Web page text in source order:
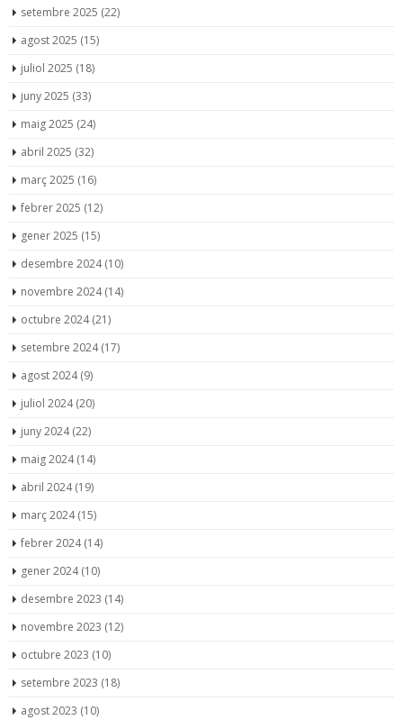
setembre 2025 (22)
agost 2025 (15)
juliol 2025 (18)
juny 2025 (33)
maig 2025 (24)
abril 2025 (32)
març 2025 (16)
febrer 2025 (12)
gener 2025 (15)
desembre 2024(10)
novembre 2024(14)
octubre 2024(21)
setembre 2024(17)
agost 2024(9)
juliol 2024(20)
juny 2024(22)
maig 2024(14)
abril 2024(19)
març 2024(15)
febrer 2024(14)
gener 2024(10)
desembre 2023 (14)
novembre 2023 (12)
octubre 2023 (10)
setembre 2023 (18)
agost 2023 (10)